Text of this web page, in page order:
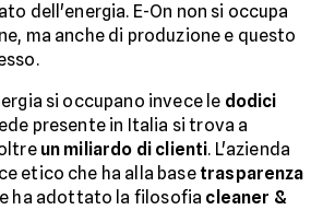
dell'energia. E-On non si occupa
ma anche di produzione e questo
si occupano invece le dodici
presente in Italia si trova a
un miliardo di clienti. L'azienda
etico che ha alla base trasparenza
ha adottato la filosofia cleaner &